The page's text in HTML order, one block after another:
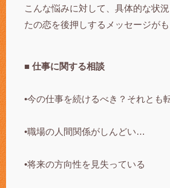
こんな悩みに対して、具体的な状
たの恋を後押しするメッセージがも
■ 仕事に関する相談
•今の仕事を続けるべき？それとも
•職場の人間関係がしんどい…
•将来の方向性を見失っている